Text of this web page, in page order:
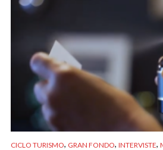
CICLO TURISMO, GRAN FONDO, INTERVISTE,